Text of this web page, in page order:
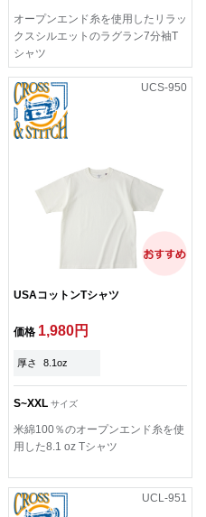
オープンエンド糸を使用したリラッ
クスシルエットのラグラン7分袖T
シャツ
UCS-950
USAコットンTシャツ
価格 1,980円
厚さ 8.1oz
S~XXL サイズ
米綿100％のオープンエンド糸を使
用した8.1 oz Tシャツ
UCL-951